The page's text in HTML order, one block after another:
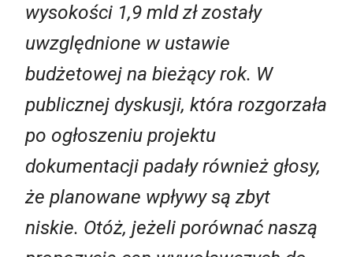
wysokości 1,9 mld zł zostały
uwzględnione w ustawie
budżetowej na bieżący rok. W
publicznej dyskusji, która rozgorzała
po ogłoszeniu projektu
dokumentacji padały również głosy,
że planowane wpływy są zbyt
niskie. Otóż, jeżeli porównać naszą